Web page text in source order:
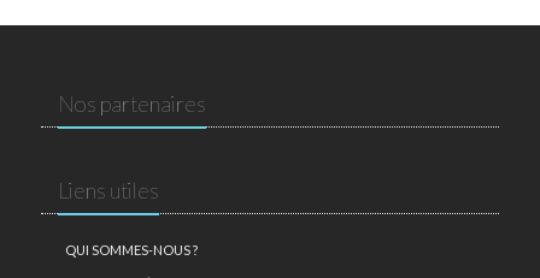
Nos partenaires
Liens utiles
QUI SOMMES-NOUS ?